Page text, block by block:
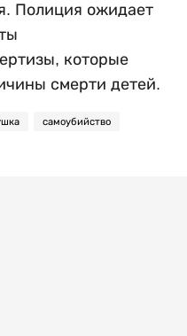
Полиция ожидает
которые
смерти детей.
самоубийство